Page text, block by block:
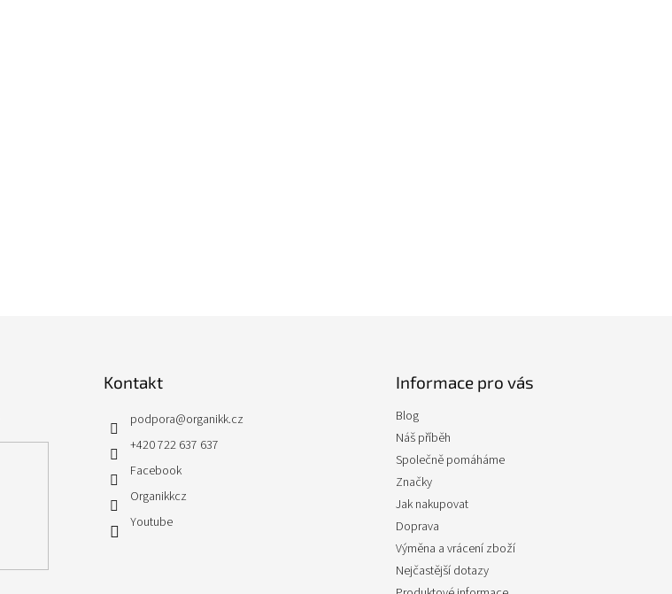
Kontakt
podpora@organikk.cz
+420 722 637 637
Facebook
Organikkcz
Youtube
Informace pro vás
Blog
Náš příběh
Společně pomáháme
Značky
Jak nakupovat
Doprava
Výměna a vrácení zboží
Nejčastější dotazy